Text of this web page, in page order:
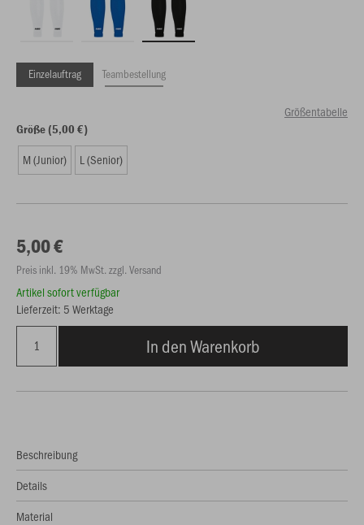
Einzelauftrag Teambestellung
Größentabelle
Größe (5,00 €)
M (Junior) L (Senior)
5,00 €
Preis inkl. 19% MwSt. zzgl. Versand
Artikel sofort verfügbar
Lieferzeit: 5 Werktage
In den Warenkorb
Beschreibung
Details
Material